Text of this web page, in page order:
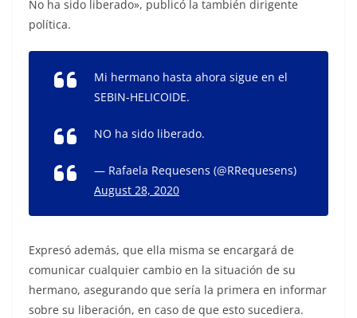
No ha sido liberado», publicó la también dirigente
política.
Mi hermano hasta ahora sigue en el
SEBIN-HELICOIDE.
NO ha sido liberado.
— Rafaela Requesens (@RRequesens)
August 28, 2020
Expresó además, que ella misma se encargará de
comunicar cualquier cambio en la situación de su
hermano, asegurando que sería la primera en informar
sobre su liberación, en caso de que esto sucediera.